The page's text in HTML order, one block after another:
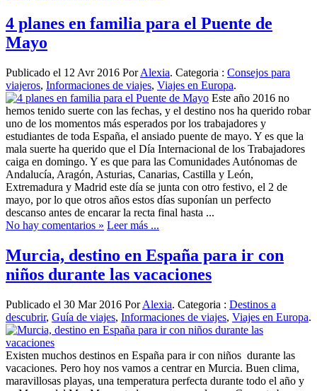
4 planes en familia para el Puente de
Mayo
Publicado el 12 Avr 2016 PorAlexia. Categoria : Consejos para
viajeros, Informaciones de viajes, Viajes en Europa.
Este año 2016 no
hemos tenido suerte con las fechas, y el destino nos ha querido robar
uno de los momentos más esperados por los trabajadores y
estudiantes de toda España, el ansiado puente de mayo. Y es que la
mala suerte ha querido que el Día Internacional de los Trabajadores
caiga en domingo. Y es que para las Comunidades Autónomas de
Andalucía, Aragón, Asturias, Canarias, Castilla y León,
Extremadura y Madrid este día se junta con otro festivo, el 2 de
mayo, por lo que otros años estos días suponían un perfecto
descanso antes de encarar la recta final hasta ...
No hay comentarios » Leer más ...
Murcia, destino en España para ir con
niños durante las vacaciones
Publicado el 30 Mar 2016 PorAlexia. Categoria : Destinos a
descubrir, Guía de viajes, Informaciones de viajes, Viajes en Europa.
Existen muchos destinos en España para ir con niños durante las
vacaciones. Pero hoy nos vamos a centrar en Murcia. Buen clima,
maravillosas playas, una temperatura perfecta durante todo el año y